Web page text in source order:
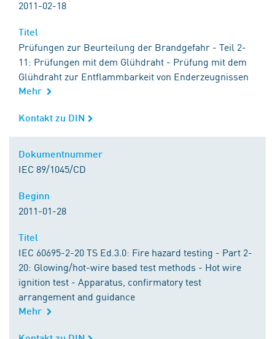
2011-02-18
Titel
Prüfungen zur Beurteilung der Brandgefahr - Teil 2-
11: Prüfungen mit dem Glühdraht - Prüfung mit dem
Glühdraht zur Entflammbarkeit von Enderzeugnissen
Mehr
Kontakt zu DIN
Kontakt zu DIN
Dokumentnummer
IEC 89/1045/CD
Beginn
2011-01-28
Titel
IEC 60695-2-20 TS Ed.3.0: Fire hazard testing - Part 2-
20: Glowing/hot-wire based test methods - Hot wire
ignition test - Apparatus, confirmatory test
arrangement and guidance
Mehr